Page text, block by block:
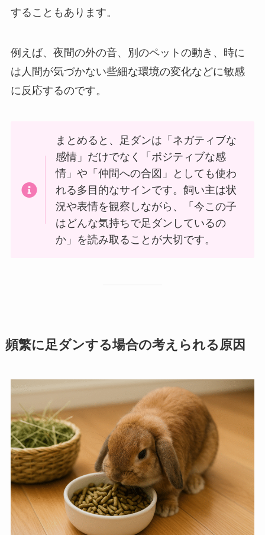
することもあります。
例えば、夜間の外の音、別のペットの動き、時に
は人間が気づかない些細な環境の変化などに敏感
に反応するのです。
まとめると、足ダンは「ネガティブな
感情」だけでなく「ポジティブな感
情」や「仲間への合図」としても使わ
れる多目的なサインです。飼い主は状
況や表情を観察しながら、「今この子
はどんな気持ちで足ダンしているの
か」を読み取ることが大切です。
頻繁に足ダンする場合の考えられる原因